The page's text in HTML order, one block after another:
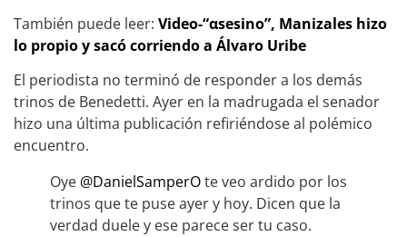
También puede leer: Video-“αsesino”, Manizales hizo
lo propio y sacó corriendo a Álvaro Uribe
El periodista no terminó de responder a los demás
trinos de Benedetti. Ayer en la madrugada el senador
hizo una última publicación refiriéndose al polémico
encuentro.
Oye @DanielSamperOte veo ardido por los
trinos que te puse ayer y hoy. Dicen que la
verdad duele y ese parece ser tu caso.